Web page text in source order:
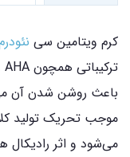
کرم ویتامین سی
باعث روشن شدن آن
موجب تحریک تولید
می‌شود و اثر رادیکال